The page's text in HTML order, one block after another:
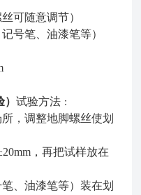
可随意调节）
号笔、油漆笔等）
）试验方法 ：
，调整地脚螺丝使划
，再把试样放在
、油漆笔等）装在划